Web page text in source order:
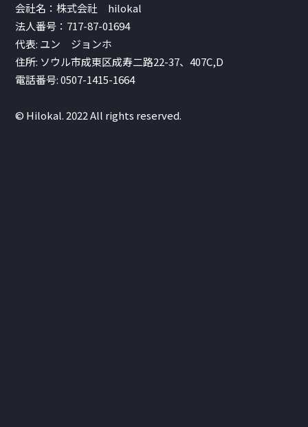
会社名：株式会社 hilokal
法人番号：717-87-01694
代表: ユン ジョンホ
住所: ソウル市成東区成寿二路22-37、407C,D
電話番号: 0507-1415-1664
© Hilokal. 2022 All rights reserved.